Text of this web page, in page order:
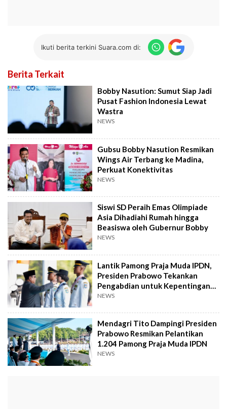
Ikuti berita terkini Suara.com di:
Berita Terkait
Bobby Nasution: Sumut Siap Jadi
Pusat Fashion Indonesia Lewat
Wastra
NEWS
Gubsu Bobby Nasution Resmikan
Wings Air Terbang ke Madina,
Perkuat Konektivitas
NEWS
Siswi SD Peraih Emas Olimpiade
Asia Dihadiahi Rumah hingga
Beasiswa oleh Gubernur Bobby
NEWS
Lantik Pamong Praja Muda IPDN,
Presiden Prabowo Tekankan
Pengabdian untuk Kepentingan
Rakyat
NEWS
Mendagri Tito Dampingi Presiden
Prabowo Resmikan Pelantikan
1.204 Pamong Praja Muda IPDN
NEWS